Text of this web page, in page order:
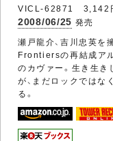
VICL-62871 3,142円
2008/06/25 発売
瀬戸龍介、吉川忠英を
Frontiersの再結成アル
のカヴァー。生き生き
が、まだロックではな
る。